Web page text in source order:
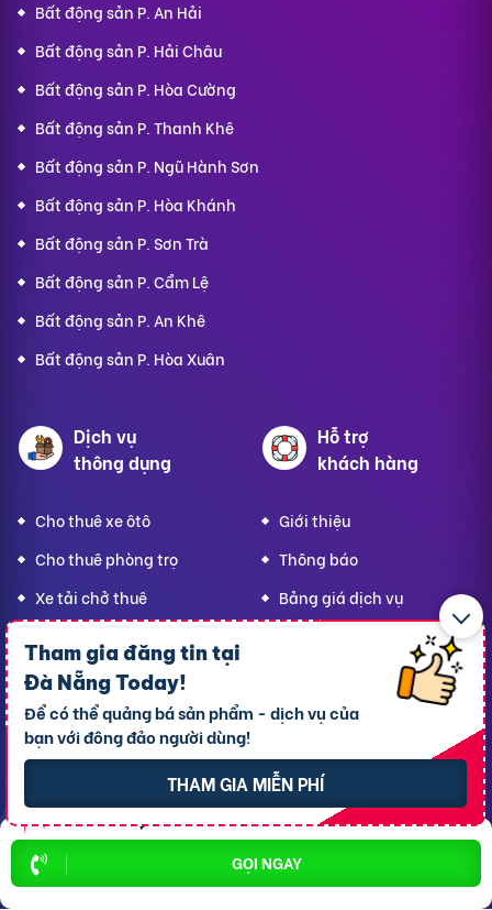
GỌI NGAY
Tham gia đăng tin tại
Đà Nẵng Today!
Để có thể quảng bá sản phẩm - dịch vụ của
bạn với đông đảo người dùng!
THAM GIA MIỄN PHÍ
Bất động sản P. An Hải
Bất động sản P. Hải Châu
Bất động sản P. Hòa Cường
Bất động sản P. Thanh Khê
Bất động sản P. Ngũ Hành Sơn
Bất động sản P. Hòa Khánh
Bất động sản P. Sơn Trà
Bất động sản P. Cẩm Lệ
Bất động sản P. An Khê
Bất động sản P. Hòa Xuân
Dịch vụ
thông dụng
Cho thuê xe ôtô
Cho thuê phòng trọ
Xe tải chở thuê
Hải sản tươi sống
Trang trí quán - shop
Quà Lưu niệm
Dành cho thú cưng
Thời trang Mẹ & Bé
Hỗ trợ
khách hàng
Giới thiệu
Thông báo
Bảng giá dịch vụ
Hướng dẫn sử dụng
Liên hệ hỗ trợ
hãy lan tỏa yêu thương!